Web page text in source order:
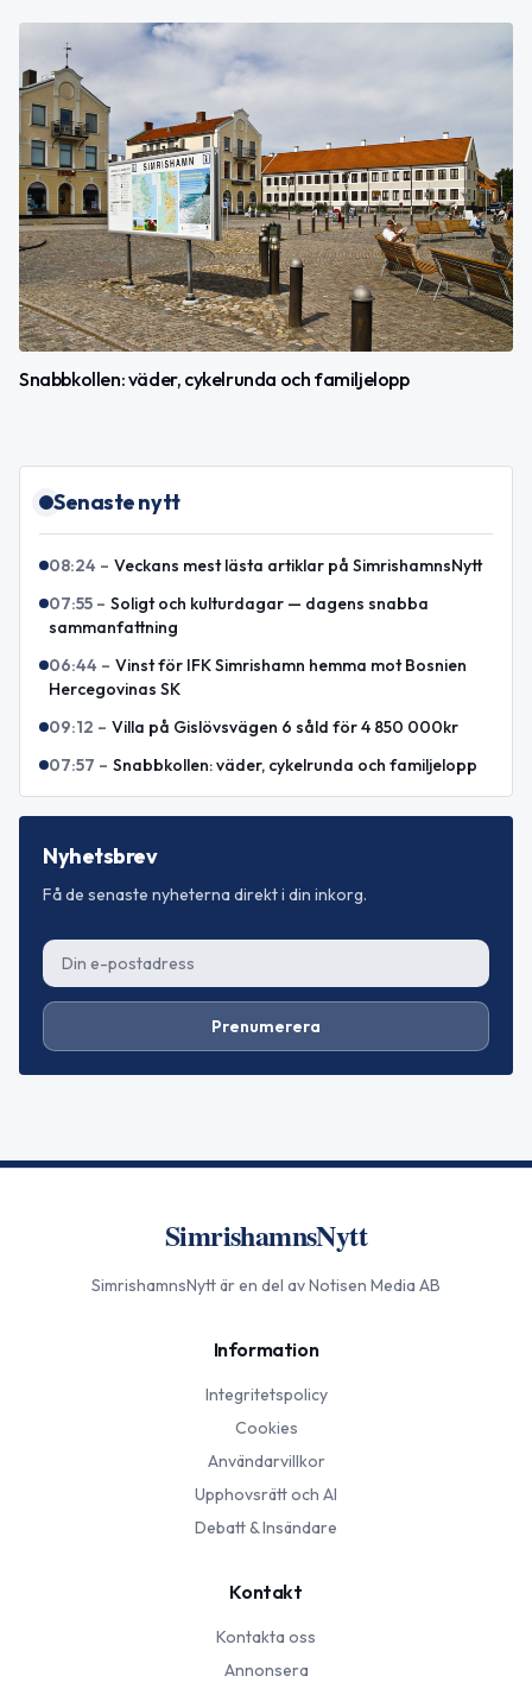
Snabbkollen: väder, cykelrunda och familjelopp
Senaste nytt
08:24 – Veckans mest lästa artiklar på SimrishamnsNytt
07:55 – Soligt och kulturdagar — dagens snabba
sammanfattning
06:44 – Vinst för IFK Simrishamn hemma mot Bosnien
Hercegovinas SK
09:12 – Villa på Gislövsvägen 6 såld för 4 850 000kr
07:57 – Snabbkollen: väder, cykelrunda och familjelopp
Nyhetsbrev
Få de senaste nyheterna direkt i din inkorg.
Prenumerera
SimrishamnsNytt
SimrishamnsNyttär en del av Notisen Media AB
Information
Integritetspolicy
Cookies
Användarvillkor
Upphovsrätt och AI
Debatt & Insändare
Kontakt
Kontakta oss
Annonsera